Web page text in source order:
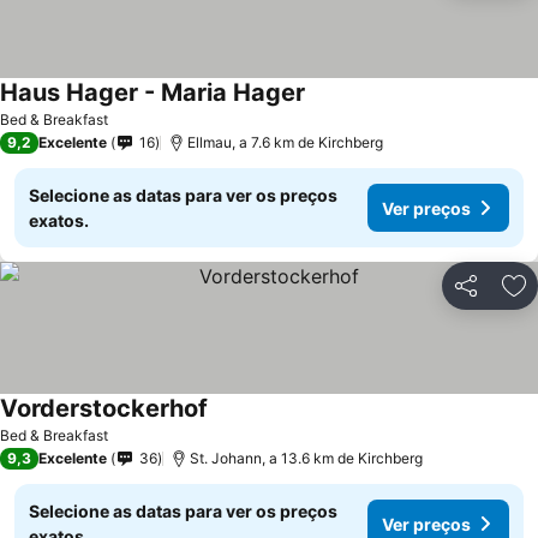
Bed & Breakfast
Haus Hager - Maria Hager
9,2 Excelente 16 Ellmau, a 7.6 km de Kirchberg
Selecione as datas para ver os preços
exatos.
Ver preços
Partilhar
Bed & Breakfast
Vorderstockerhof
9,3 Excelente 36 St. Johann, a 13.6 km de Kirchberg
Selecione as datas para ver os preços
Ver preços